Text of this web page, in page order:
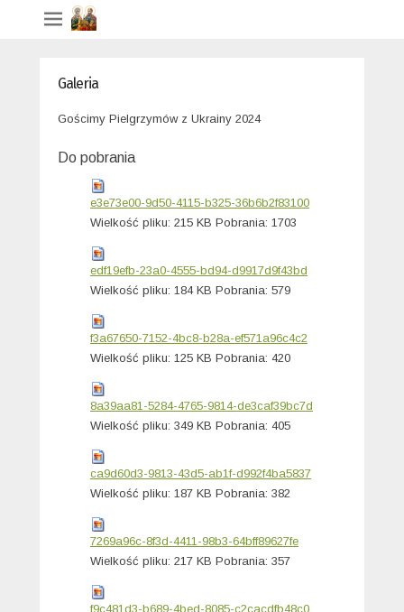
Galeria
Gościmy Pielgrzymów z Ukrainy 2024
Do pobrania
e3e73e00-9d50-4115-b325-36b6b2f83100
Wielkość pliku: 215 KB Pobrania: 1703
edf19efb-23a0-4555-bd94-d9917d9f43bd
Wielkość pliku: 184 KB Pobrania: 579
f3a67650-7152-4bc8-b28a-ef571a96c4c2
Wielkość pliku: 125 KB Pobrania: 420
8a39aa81-5284-4765-9814-de3caf39bc7d
Wielkość pliku: 349 KB Pobrania: 405
ca9d60d3-9813-43d5-ab1f-d992f4ba5837
Wielkość pliku: 187 KB Pobrania: 382
7269a96c-8f3d-4411-98b3-64bff89627fe
Wielkość pliku: 217 KB Pobrania: 357
f9c481d3-b689-4bed-8085-c2cacdfb48c0